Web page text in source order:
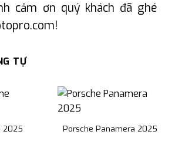
cảm ơn quý khách đã ghé
TỰ
2025 Porsche Panamera 2025